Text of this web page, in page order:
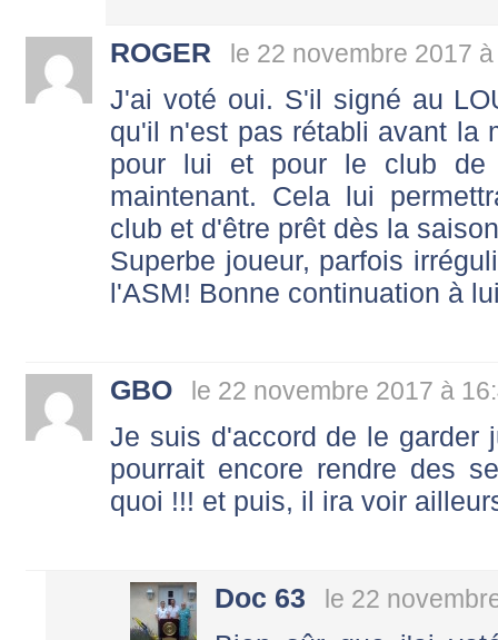
ROGER le 22 novembre 2017
J'ai voté oui. S'il signé au
qu'il n'est pas rétabli avant la
pour lui et pour le club
maintenant. Cela lui
club et d'être prêt dès la
Superbe joueur, parfois
l'ASM! Bonne continuation à
GBO le 22 novembre 2017 à
Je suis d'accord de le garder
pourrait encore rendre des
quoi !!! et puis, il ira voir
Doc 63 le 22